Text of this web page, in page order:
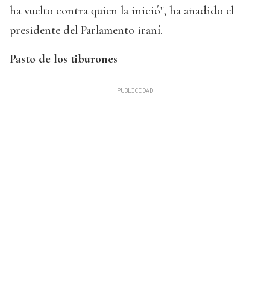
ha vuelto contra quien la inició", ha añadido el
presidente del Parlamento iraní.
Pasto de los tiburones